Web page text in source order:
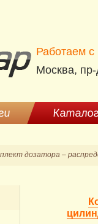
Работаем
Москва,
дозатора –